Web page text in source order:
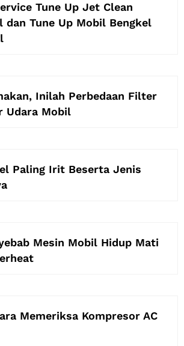
Tune Up Jet Clean
dan Tune Up Mobil Bengkel
Inilah Perbedaan Filter
Udara Mobil
Paling Irit Beserta Jenis
Mesin Mobil Hidup Mati
Memeriksa Kompresor AC